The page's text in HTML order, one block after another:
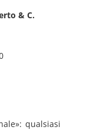
& C.
qualsiasi